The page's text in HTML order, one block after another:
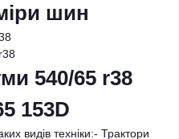
шин
540/65 r38
153D
видів техніки:- Трактори